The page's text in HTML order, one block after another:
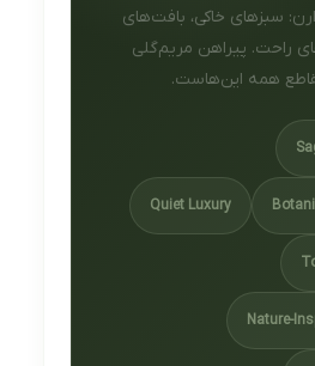
سبزهای خاکی، بافت‌های
راحت. پیراهن مریم‌گلی
همه این‌هاست.
Quiet Luxury
Nature-